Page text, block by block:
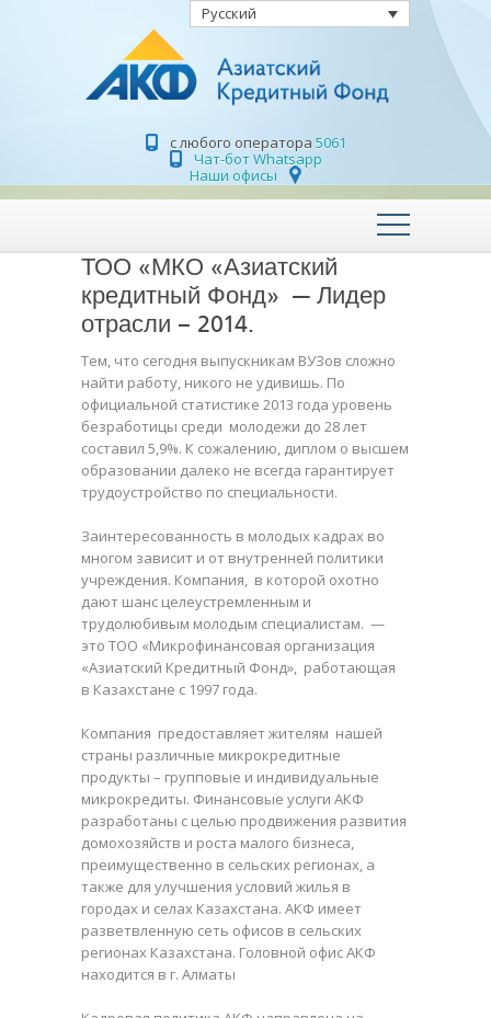
Русский
с любого оператора 5061
Чат-бот Whatsapp
Наши офисы
ТОО «МКО «Азиатский
кредитный Фонд» — Лидер
отрасли – 2014.
Тем, что сегодня выпускникам ВУЗов сложно
найти работу, никого не удивишь. По
официальной статистике 2013 года уровень
безработицы среди молодежи до 28 лет
составил 5,9%. К сожалению, диплом о высшем
образовании далеко не всегда гарантирует
трудоустройство по специальности.
Заинтересованность в молодых кадрах во
многом зависит и от внутренней политики
учреждения. Компания, в которой охотно
дают шанс целеустремленным и
трудолюбивым молодым специалистам. —
это ТОО «Микрофинансовая организация
«Азиатский Кредитный Фонд», работающая
в Казахстане с 1997 года.
Компания предоставляет жителям нашей
страны различные микрокредитные
продукты – групповые и индивидуальные
микрокредиты. Финансовые услуги АКФ
разработаны с целью продвижения развития
домохозяйств и роста малого бизнеса,
преимущественно в сельских регионах, а
также для улучшения условий жилья в
городах и селах Казахстана. АКФ имеет
разветвленную сеть офисов в сельских
регионах Казахстана. Головной офис АКФ
находится в г. Алматы